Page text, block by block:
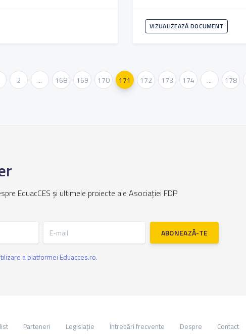
VIZUALIZEAZĂ DOCUMENT
2 ... 168 169 170 171 172 173 174 ... 178
EduacCES și ultimele proiecte ale Asociației FDP
ABONEAZĂ-TE
a platformei Eduacces.ro.
Parteneri Legislație Întrebări frecvente Despre Contact